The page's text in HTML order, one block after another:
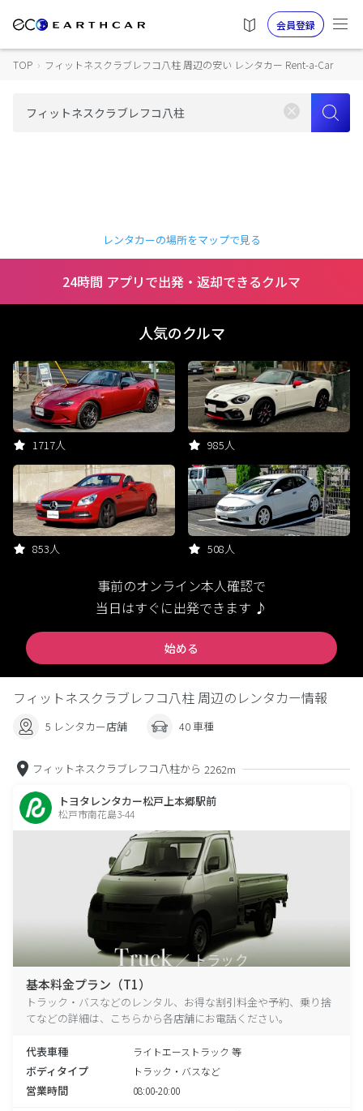
会員登録
TOP › フィットネスクラブレフコ八柱 周辺の安い レンタカー Rent-a-Car
レンタカーの場所をマップで見る
24時間 アプリで出発・返却できるクルマ
人気のクルマ
1717人 985人
853人 508人
事前のオンライン本人確認で
当日はすぐに出発できます ♪
始める
フィットネスクラブレフコ八柱 周辺のレンタカー情報
5 レンタカー店舗 40 車種
フィットネスクラブレフコ八柱から 2262m
トヨタレンタカー松戸上本郷駅前
松戸市南花島3-44
基本料金プラン（T1）
トラック・バスなどのレンタル、お得な割引料金や予約、乗り捨
てなどの詳細は、こちらから各店舗にお電話ください。
代表車種 ライトエーストラック 等
ボディタイプ トラック・バスなど
営業時間 08:00-20:00